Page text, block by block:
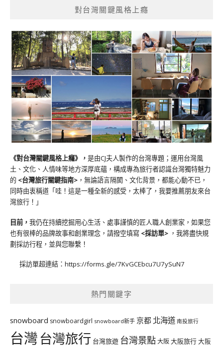
對台灣關鍵風格上癮
《對台灣關鍵風格上癮》 ， 是由CJ夫人製作的台灣專題；運用台灣風
土、文化、人情味等地方深厚底蘊，構成專為旅行者認識台灣獨特魅力
的 <台灣旅行關鍵指南> ，無論語言隔閡、文化背景，都能心動不已，
同時由衷稱道「哇！這是一種全新的感受，太棒了，我要推薦朋友來台
灣旅行！」
目前， 我仍在持續挖掘用心生活、處事謹慎的匠人職人創業家，如果您
也有很棒的品牌故事和創業理念，請撥空填寫 <採訪單> ，我將盡快規
劃採訪行程，並與您聯繫！
採訪單超連結： https://forms.gle/7KvGCEbcu7U7ySuN7
熱門關鍵字
snowboard snowboardgirl snowboard新手 京都 北海道 南投旅行
台灣台灣旅行 台灣旅遊 台灣景點大阪大阪旅行大阪